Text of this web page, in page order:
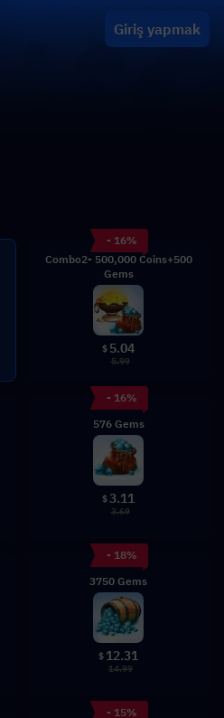
Giriş yapmak
- 16%
Combo2- 500,000 Coins+500
Gems
$ 5.04
5.99
- 16%
576 Gems
$3.11
3.69
- 18%
3750 Gems
$ 12.31
14.99
- 15%